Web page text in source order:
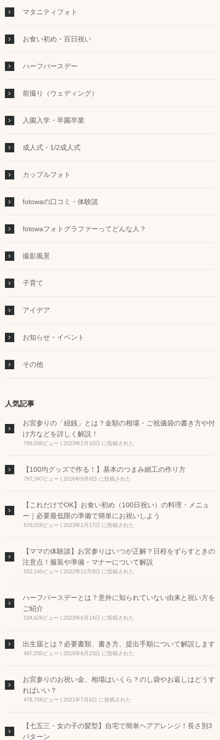
マタニティフォト
お食い初め・百日祝い
ハーフバースデー
前撮り（ウェディング）
入園入学・卒園卒業
成人式・1/2成人式
カップルフォト
fotowaの口コミ・体験談
fotowaフォトグラファーってどんな人？
撮影風景
子育て
アイデア
お知らせ・イベント
その他
人気記事
お宮参りの「紐銭」とは？金額の相場・ご祝儀袋の書き方や付
け方などを詳しく解説！
799,506ビュー | 2023年2月10日 に投稿された
【100均グッズで作る！】基本のつまみ細工の作り方
797,347ビュー | 2016年9月6日 に投稿された
【これだけでOK】お食い初め（100日祝い）の料理・メニュ
ー｜必要最低限の準備で簡単にお祝いしよう
579,028ビュー | 2023年2月17日 に投稿された
【ママの体験談】お宮参りはいつが正解？日程をずらすときの
注意点！服装や準備・マナーについて解説
552,145ビュー | 2022年12月9日 に投稿された
ハーフバースデーとは？意外に知られていない由来と祝い方を
ご紹介
534,626ビュー | 2023年6月14日 に投稿された
出生届とは？必要書類、書き方、提出手順について解説します
497,035ビュー | 2016年6月23日 に投稿された
お宮参りのお祝い金、相場はいくら？のし袋やお返しはどうす
ればいい？
478,756ビュー | 2021年7月6日 に投稿された
【七五三・女の子の髪型】自宅で簡単ヘアアレンジ！長さ別3
パターン